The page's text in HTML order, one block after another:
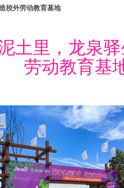
校外劳动教育基地
土里，龙泉
劳动教育基